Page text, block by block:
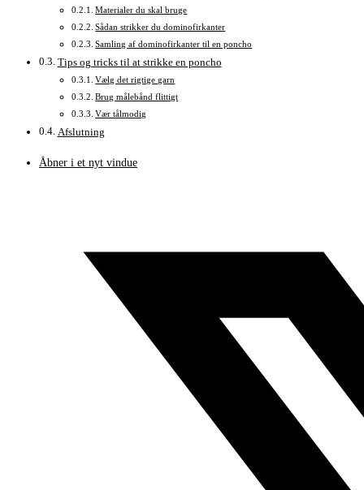
Materialer du skal bruge
Sådan strikker du dominofirkanter
Samling af dominofirkanter til en poncho
Tips og tricks til at strikke en poncho
Vælg det rigtige garn
Brug målebånd flittigt
Vær tålmodig
Afslutning
Åbner i et nyt vindue